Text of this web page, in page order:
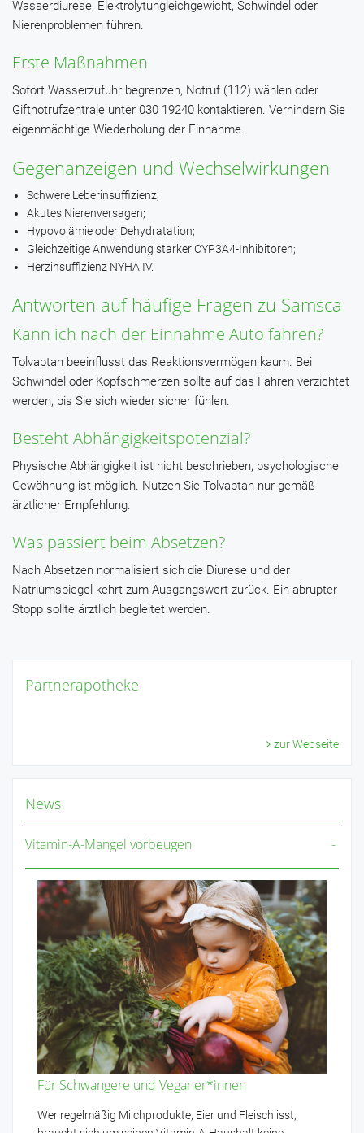
Wasserdiurese, Elektrolytungleichgewicht, Schwindel oder
Nierenproblemen führen.
Erste Maßnahmen
Sofort Wasserzufuhr begrenzen, Notruf (112) wählen oder
Giftnotrufzentrale unter 030 19240 kontaktieren. Verhindern Sie
eigenmächtige Wiederholung der Einnahme.
Gegenanzeigen und Wechselwirkungen
Schwere Leberinsuffizienz;
Akutes Nierenversagen;
Hypovolämie oder Dehydratation;
Gleichzeitige Anwendung starker CYP3A4-Inhibitoren;
Herzinsuffizienz NYHA IV.
Antworten auf häufige Fragen zu Samsca
Kann ich nach der Einnahme Auto fahren?
Tolvaptan beeinflusst das Reaktionsvermögen kaum. Bei
Schwindel oder Kopfschmerzen sollte auf das Fahren verzichtet
werden, bis Sie sich wieder sicher fühlen.
Besteht Abhängigkeitspotenzial?
Physische Abhängigkeit ist nicht beschrieben, psychologische
Gewöhnung ist möglich. Nutzen Sie Tolvaptan nur gemäß
ärztlicher Empfehlung.
Was passiert beim Absetzen?
Nach Absetzen normalisiert sich die Diurese und der
Natriumspiegel kehrt zum Ausgangswert zurück. Ein abrupter
Stopp sollte ärztlich begleitet werden.
Partnerapotheke
zur Webseite
News
Vitamin-A-Mangel vorbeugen
Für Schwangere und Veganer*innen
Wer regelmäßig Milchprodukte, Eier und Fleisch isst,